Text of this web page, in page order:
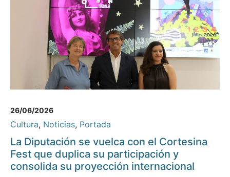
26/06/2026
Cultura, Noticias, Portada
La Diputación se vuelca con el Cortesina
Fest que duplica su participación y
consolida su proyección internacional